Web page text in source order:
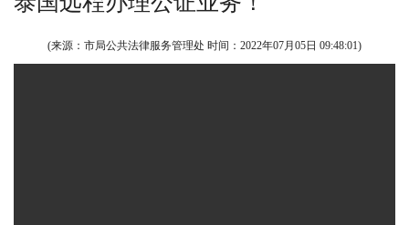
(来源：市局公共法律服务管理处 时间： 2022年07月05日 09:48:01)